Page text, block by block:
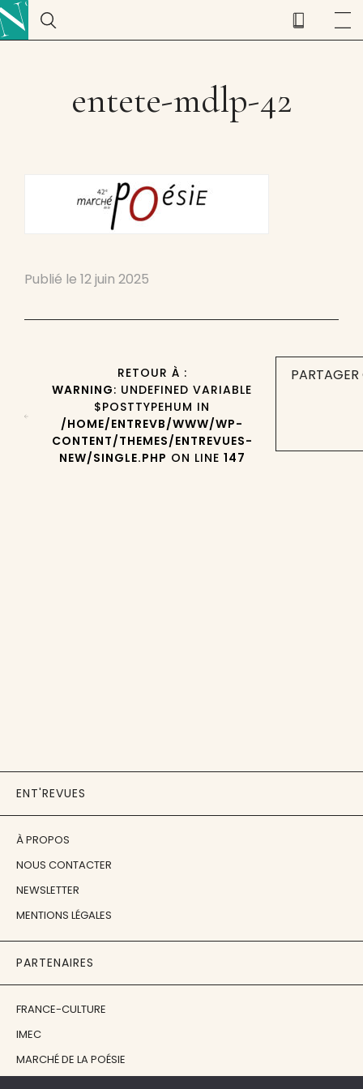
entete-mdlp-42
Publié le 12 juin 2025
RETOUR À :
WARNING: UNDEFINED VARIABLE
$POSTTYPEHUM IN
/HOME/ENTREVB/WWW/WP-
CONTENT/THEMES/ENTREVUES-
NEW/SINGLE.PHP ON LINE 147
ENT'REVUES
À PROPOS
NOUS CONTACTER
NEWSLETTER
MENTIONS LÉGALES
PARTENAIRES
FRANCE-CULTURE
IMEC
MARCHÉ DE LA POÉSIE